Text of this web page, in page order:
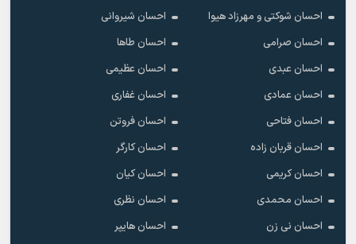
احسان شوکتی و مهرزاد هیوا
احسان شیروانی
احسان صرامی
احسان طاها
احسان عبدی
احسان عظیمی
احسان عمادی
احسان غفاری
احسان فتاحی
احسان فروتن
احسان قربان زاده
احسان کارگر
احسان کریمی
احسان کیان
احسان محمدی
احسان نظری
احسان نی زن
احسان هایپر